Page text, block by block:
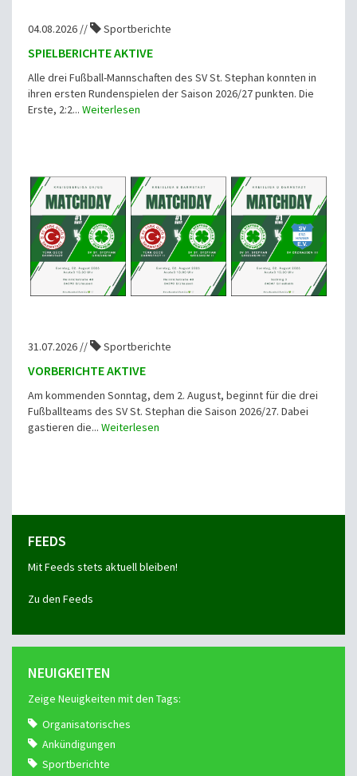
04.08.2026 // Sportberichte
SPIELBERICHTE AKTIVE
Alle drei Fußball-Mannschaften des SV St. Stephan konnten in
ihren ersten Rundenspielen der Saison 2026/27 punkten. Die
Erste, 2:2... Weiterlesen
31.07.2026 // Sportberichte
VORBERICHTE AKTIVE
Am kommenden Sonntag, dem 2. August, beginnt für die drei
Fußballteams des SV St. Stephan die Saison 2026/27. Dabei
gastieren die... Weiterlesen
FEEDS
Mit Feeds stets aktuell bleiben!
Zu den Feeds
NEUIGKEITEN
Zeige Neuigkeiten mit den Tags:
Organisatorisches
Ankündigungen
Sportberichte